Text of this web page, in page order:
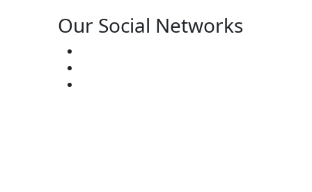
Our Social Networks